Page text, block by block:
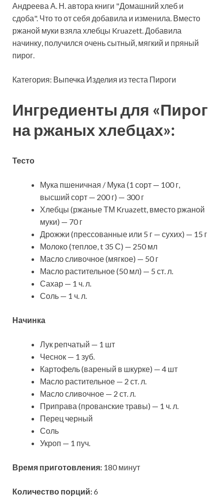
Андреева А. Н. автора книги "Домашний хлеб и
сдоба". Что то от себя добавила и изменила. Вместо
ржаной муки взяла хлебцы Kruazett. Добавила
начинку, получился очень сытный, мягкий и пряный
пирог.
Категория: Выпечка Изделия из теста Пироги
Ингредиенты для «Пирог
на ржаных хлебцах»:
Тесто
Мука пшеничная / Мука (1 сорт — 100 г,
высший сорт — 200 г) — 300 г
Хлебцы (ржаные ТМ Kruazett, вместо ржаной
муки) — 70 г
Дрожжи (прессованные или 5 г — сухих) — 15 г
Молоко (теплое, t 35 С) — 250 мл
Масло сливочное (мягкое) — 50 г
Масло растительное (50 мл) — 5 ст. л.
Сахар — 1 ч. л.
Соль — 1 ч. л.
Начинка
Лук репчатый — 1 шт
Чеснок — 1 зуб.
Картофель (вареный в шкурке) — 4 шт
Масло растительное — 2 ст. л.
Масло сливочное — 2 ст. л.
Приправа (прованские травы) — 1 ч. л.
Перец черный
Соль
Укроп — 1 пуч.
Время приготовления: 180 минут
Количество порций:6